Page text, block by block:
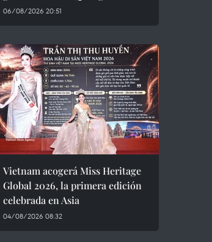
06/08/2026 20:51
Vietnam acogerá Miss Heritage
Global 2026, la primera edición
celebrada en Asia
04/08/2026 08:32